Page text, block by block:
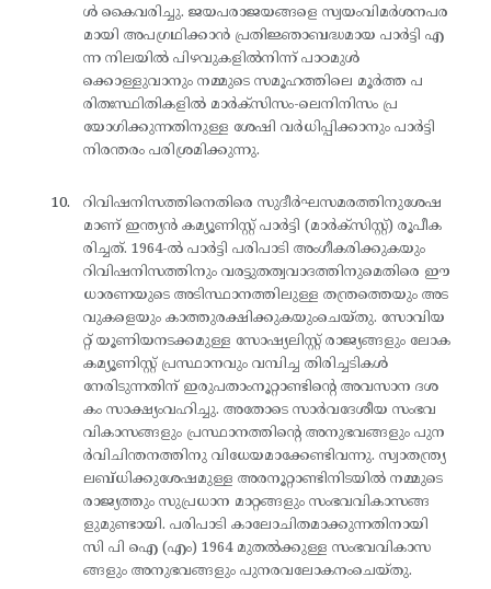
ൾ കൈവരിച്ചു. ജയപരാജയങ്ങളെ സ്വയംവിമർശനപര
മായി അപഗ്രഥിക്കാൻ പ്രതിജ്ഞാബദ്ധമായ പാർട്ടി എ
ന്ന നിലയിൽ പിഴവുകളിൽനിന്ന് പാഠമുൾ
ക്കൊള്ളുവാനും നമ്മുടെ സമൂഹത്തിലെ മൂർത്ത പ
രിതഃസ്ഥിതികളിൽ മാർക്‌സിസം-ലെനിനിസം പ്ര
യോഗിക്കുന്നതിനുള്ള ശേഷി വർധിപ്പിക്കാനും പാർട്ടി
നിരന്തരം പരിശ്രമിക്കുന്നു.
റിവിഷനിസത്തിനെതിരെ സുദീർഘസമരത്തിനുശേഷ
മാണ് ഇന്ത്യൻ കമ്യൂണിസ്റ്റ് പാർട്ടി (മാർക്‌സിസ്റ്റ്) രൂപീക
രിച്ചത്. 1964-ൽ പാർട്ടി പരിപാടി അംഗീകരിക്കുകയും
റിവിഷനിസത്തിനും വരട്ടുതത്വവാദത്തിനുമെതിരെ ഈ
ധാരണയുടെ അടിസ്ഥാനത്തിലുള്ള തന്ത്രത്തെയും അട
വുകളെയും കാത്തുരക്ഷിക്കുകയുംചെയ്തു. സോവിയ
റ്റ് യൂണിയനടക്കമുള്ള സോഷ്യലിസ്റ്റ് രാജ്യങ്ങളും ലോക
കമ്യൂണിസ്റ്റ് പ്രസ്ഥാനവും വമ്പിച്ച തിരിച്ചടികൾ
നേരിടുന്നതിന് ഇരുപതാംനൂറ്റാണ്ടിന്റെ അവസാന ദശ
കം സാക്ഷ്യംവഹിച്ചു. അതോടെ സാർവദേശീയ സംഭവ
വികാസങ്ങളും പ്രസ്ഥാനത്തിന്റെ അനുഭവങ്ങളും പുന
ർവിചിന്തനത്തിനു വിധേയമാക്കേണ്ടിവന്നു. സ്വാതന്ത്ര്യ
ലബ്ധിക്കുശേഷമുള്ള അരനൂറ്റാണ്ടിനിടയിൽ നമ്മുടെ
രാജ്യത്തും സുപ്രധാന മാറ്റങ്ങളും സംഭവവികാസങ്ങ
ളുമുണ്ടായി. പരിപാടി കാലോചിതമാക്കുന്നതിനായി
സി പി ഐ (എം) 1964 മുതൽക്കുള്ള സംഭവവികാസ
ങ്ങളും അനുഭവങ്ങളും പുനരവലോകനംചെയ്തു.